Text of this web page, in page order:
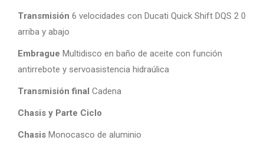
Transmisión 6 velocidades con Ducati Quick Shift DQS 2 0
arriba y abajo
Embrague Multidisco en baño de aceite con función
antirrebote y servoasistencia hidraúlica
Transmisión final Cadena
Chasis y Parte Ciclo
Chasis Monocasco de aluminio